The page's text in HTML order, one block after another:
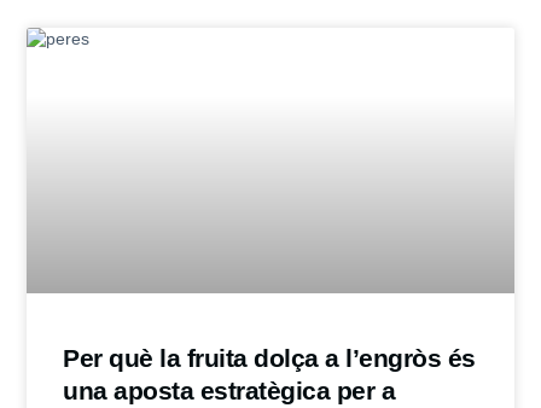
Per què la fruita dolça a l’engròs és
una aposta estratègica per a